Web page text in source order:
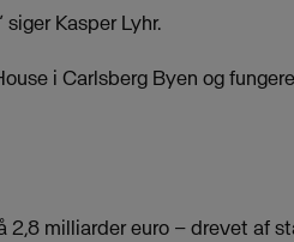
Kasper Lyhr.
i Carlsberg Byen og
milliarder euro – drevet af